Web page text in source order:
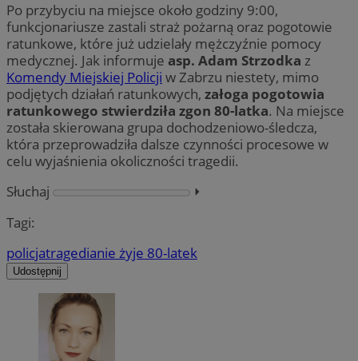
Po przybyciu na miejsce około godziny 9:00,
funkcjonariusze zastali straż pożarną oraz pogotowie
ratunkowe, które już udzielały mężczyźnie pomocy
medycznej. Jak informuje asp. Adam Strzodka z
Komendy Miejskiej Policji w Zabrzu niestety, mimo
podjętych działań ratunkowych, załoga pogotowia
ratunkowego stwierdziła zgon 80-latka. Na miejsce
została skierowana grupa dochodzeniowo-śledcza,
która przeprowadziła dalsze czynności procesowe w
celu wyjaśnienia okoliczności tragedii.
Słuchaj
⏵︎
Tagi:
policjatragedianie żyje 80-latek
Udostępnij